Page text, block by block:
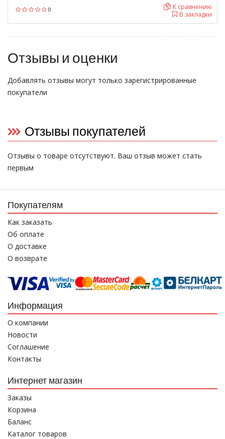
0
В закладки
К сравнению
Отзывы и оценки
Добавлять отзывы могут только зарегистрированные
покупатели
Отзывы покупателей
Отзывы о товаре отсутствуют. Ваш отзыв может стать
первым
Покупателям
Как заказать
Об оплате
О доставке
О возврате
Информация
О компании
Новости
Соглашение
Контакты
Интернет магазин
Заказы
Корзина
Баланс
Каталог товаров